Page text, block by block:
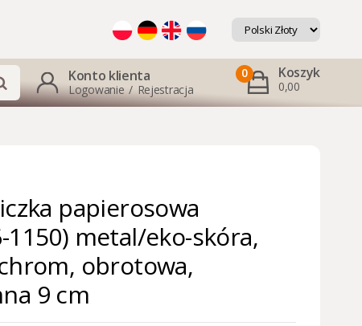
Konto klienta
Logowanie / Rejestracja
0 Koszyk
0,00
papierosowa
1150) metal/eko-skóra,
obrotowa,
9 cm